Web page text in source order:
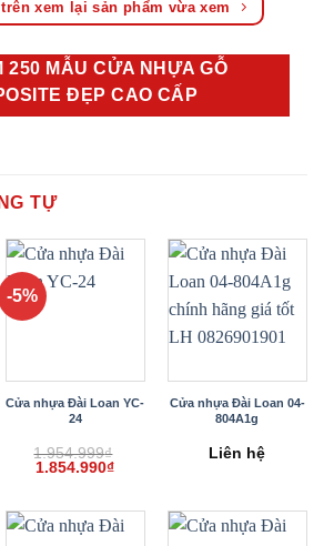
xem lại sản phẩm vừa xem
250 MẪU CỬA NHỰA GỖ
ĐẸP CAO CẤP
TỰ
-5%
Cửa nhựa Đài Loan YC-
24
1.954.999₫
Giá
1.954.999₫.
1.854.990₫Giá
là:
1.854.990₫.
Cửa nhựa Đài Loan 04-
804A1g
Liên hệ